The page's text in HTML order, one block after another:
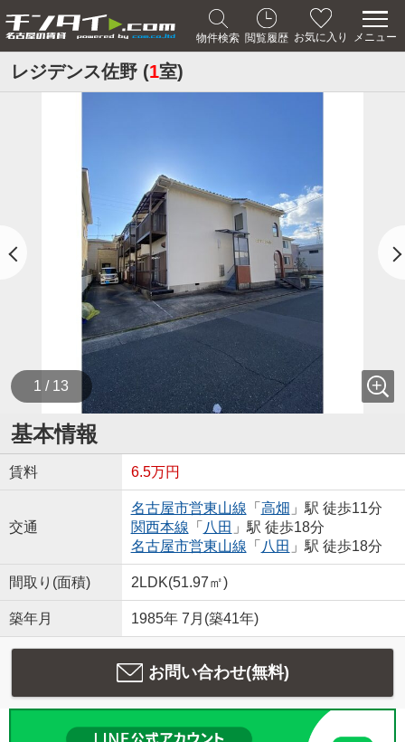
物件検索 閲覧履歴 お気に入り メニュー
レジデンス佐野 (1室)
1 / 13
基本情報
賃料 6.5万円
交通
名古屋市営東山線 「 高畑 」駅 徒歩11分
関西本線 「 八田 」駅 徒歩18分
名古屋市営東山線 「 八田 」駅 徒歩18分
間取り(面積) 2LDK(51.97㎡)
築年月 1985年 7月(築41年)
お問い合わせ(無料)